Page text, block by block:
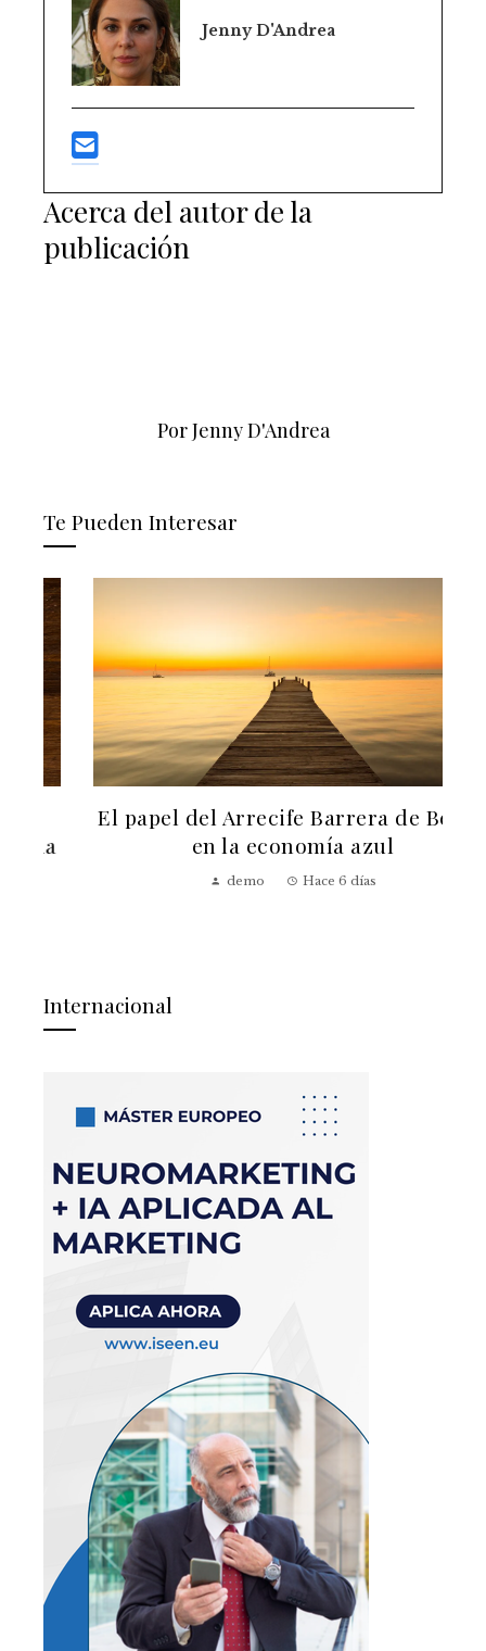
Jenny D'Andrea
Acerca del autor de la
publicación
Por Jenny D'Andrea
Te Pueden Interesar
El papel del Arrecife Barrera de Belice
en la economía azul
demo Hace 6 días
Internacional